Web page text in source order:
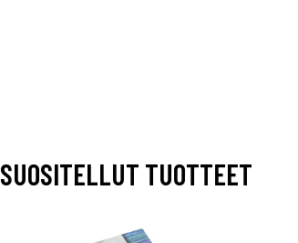
SUOSITELLUT TUOTTEET